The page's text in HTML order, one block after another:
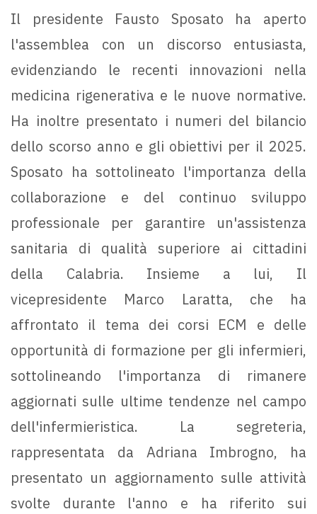
Il presidente Fausto Sposato ha aperto
l'assemblea con un discorso entusiasta,
evidenziando le recenti innovazioni nella
medicina rigenerativa e le nuove normative.
Ha inoltre presentato i numeri del bilancio
dello scorso anno e gli obiettivi per il 2025.
Sposato ha sottolineato l'importanza della
collaborazione e del continuo sviluppo
professionale per garantire un'assistenza
sanitaria di qualità superiore ai cittadini
della Calabria. Insieme a lui, Il
vicepresidente Marco Laratta, che ha
affrontato il tema dei corsi ECM e delle
opportunità di formazione per gli infermieri,
sottolineando l'importanza di rimanere
aggiornati sulle ultime tendenze nel campo
dell'infermieristica. La segreteria,
rappresentata da Adriana Imbrogno, ha
presentato un aggiornamento sulle attività
svolte durante l'anno e ha riferito sui